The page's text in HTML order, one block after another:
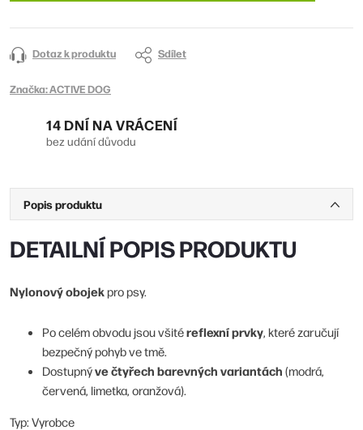
Dotaz k produktu Sdílet
Značka:ACTIVE DOG
14 DNÍ NA VRÁCENÍ
bez udání důvodu
Popis produktu
DETAILNÍ POPIS PRODUKTU
Nylonový obojekpro psy.
Po celém obvodu jsou všitéreflexní prvky, které zaručují
bezpečný pohyb ve tmě.
Dostupnýve čtyřech barevných variantách (modrá,
červená, limetka, oranžová).
Typ: Vyrobce